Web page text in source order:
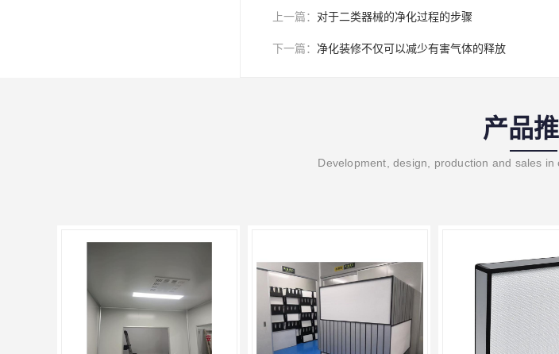
上一篇： 对于二类器械的净化过程的步骤
下一篇： 净化装修不仅可以减少有害气体的释放
产品
Development, design, production and sales